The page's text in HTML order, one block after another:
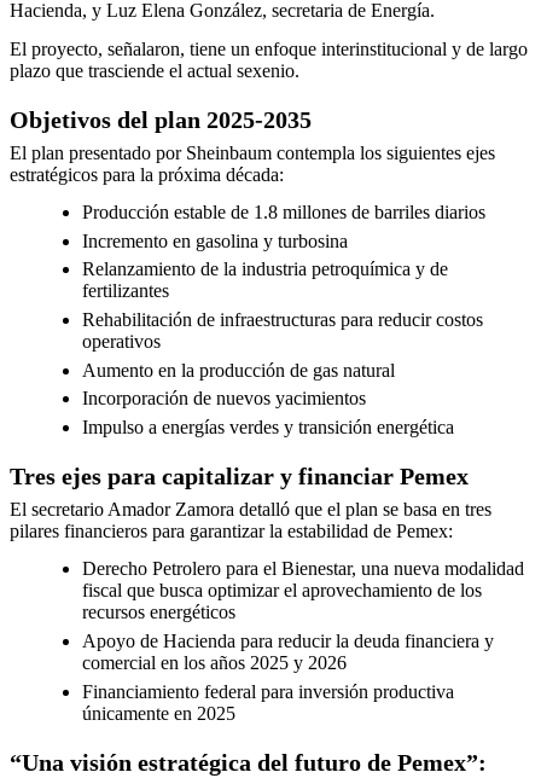
Hacienda, y Luz Elena González, secretaria de Energía.
El proyecto, señalaron, tiene un enfoque interinstitucional y de largo
plazo que trasciende el actual sexenio.
Objetivos del plan 2025-2035
El plan presentado por Sheinbaum contempla los siguientes ejes
estratégicos para la próxima década:
Producción estable de 1.8 millones de barriles diarios
Incremento en gasolina y turbosina
Relanzamiento de la industria petroquímica y de
fertilizantes
Rehabilitación de infraestructuras para reducir costos
operativos
Aumento en la producción de gas natural
Incorporación de nuevos yacimientos
Impulso a energías verdes y transición energética
Tres ejes para capitalizar y financiar Pemex
El secretario Amador Zamora detalló que el plan se basa en tres
pilares financieros para garantizar la estabilidad de Pemex:
Derecho Petrolero para el Bienestar, una nueva modalidad
fiscal que busca optimizar el aprovechamiento de los
recursos energéticos
Apoyo de Hacienda para reducir la deuda financiera y
comercial en los años 2025 y 2026
Financiamiento federal para inversión productiva
únicamente en 2025
“Una visión estratégica del futuro de Pemex”: